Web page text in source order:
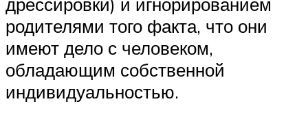
родителями того факта, что они
имеют дело с человеком,
обладающим собственной
индивидуальностью.